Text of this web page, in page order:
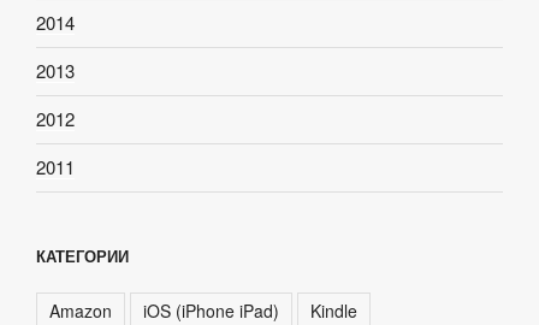
2014
2013
2012
2011
КАТЕГОРИИ
Amazon iOS (iPhone iPad)
Kindle